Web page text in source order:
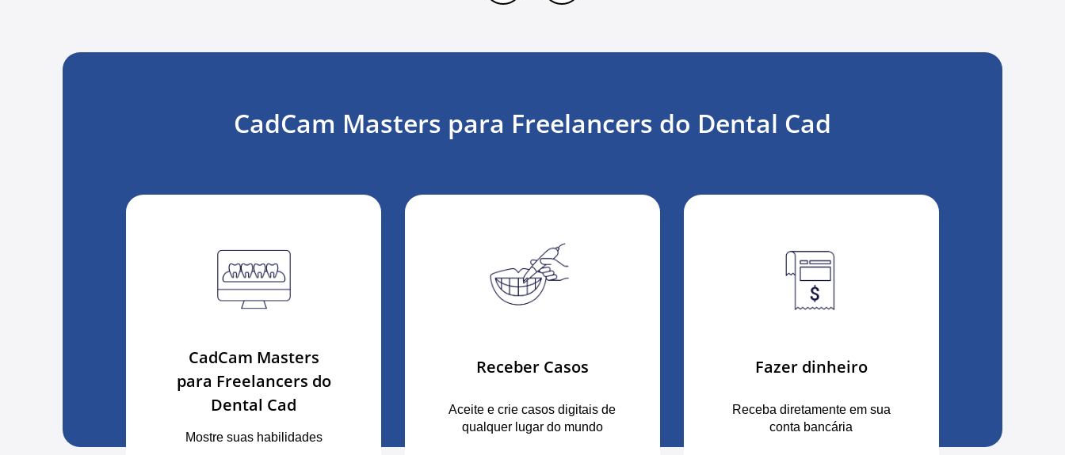
CadCam Masters para Freelancers do Dental Cad
CadCam Masters
para Freelancers do
Dental Cad
Mostre suas habilidades
Receber Casos
Aceite e crie casos digitais de
qualquer lugar do mundo
Fazer dinheiro
Receba diretamente em sua
conta bancária